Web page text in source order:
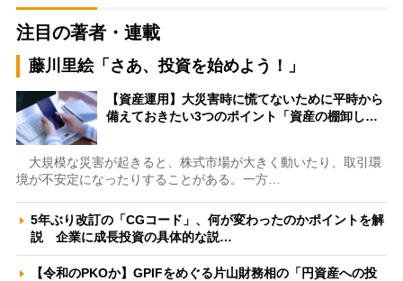
注目の著者・連載
藤川里絵「さあ、投資を始めよう！」
【資産運用】大災害時に慌てないために平時から
備えておきたい3つのポイント「資産の棚卸し…
大規模な災害が起きると、株式市場が大きく動いたり、取引環
境が不安定になったりすることがある。一方…
5年ぶり改訂の「CGコード」、何が変わったのかポイントを解
説 企業に成長投資の具体的な説…
【令和のPKOか】GPIFをめぐる片山財務相の「円資産への投